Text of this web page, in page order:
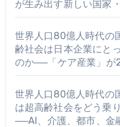
が生み出す新しい国家
世界人口80億人時代の
齢社会は日本企業にと
のか──「ケア産業」が
世界人口80億人時代の
は超高齢社会をどう乗
──AI、介護、都市、金